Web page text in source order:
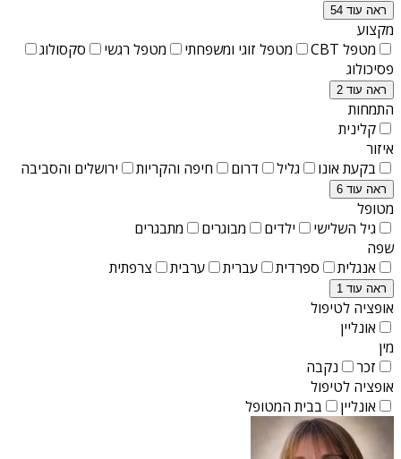
ראה עוד 54
מקצוע
מטפל CBT
מטפל זוגי ומשפחתי מטפל רגשי
סקסולוג
פסיכולוג
ראה עוד 2
התמחות
קלינית
איזור
בקעת אונו
גליל דרום חיפה והקריות ירושלים והסביבה
ראה עוד 6
מטופל
גיל השלישי
ילדים מבוגרים
מתבגרים
שפה
אנגלית
ספרדית עברית ערבית צרפתית
ראה עוד 1
אופציה לטיפול
אונליין
מין
זכר
נקבה
אופציה לטיפול
אונליין
בבית המטופל